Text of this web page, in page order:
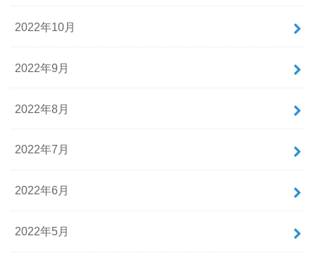
2022年10月
2022年9月
2022年8月
2022年7月
2022年6月
2022年5月